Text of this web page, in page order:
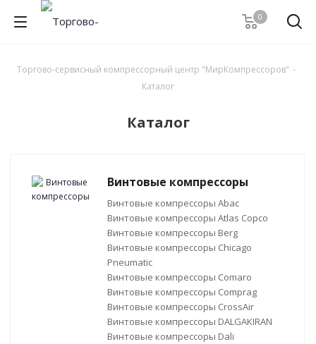
0
Торгово-сервисный компрессорный центр "МирКомпрессоров" -
Каталог
Каталог
Винтовые компрессоры
Винтовые компрессоры Abac
Винтовые компрессоры Atlas Copco
Винтовые компрессоры Berg
Винтовые компрессоры Chicago
Pneumatic
Винтовые компрессоры Comaro
Винтовые компрессоры Comprag
Винтовые компрессоры CrossAir
Винтовые компрессоры DALGAKIRAN
Винтовые компрессоры Dali